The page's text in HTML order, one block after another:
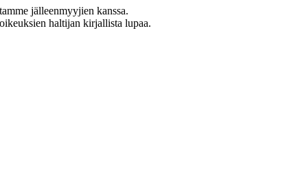
jälleenmyyjien kanssa.
haltijan kirjallista lupaa.